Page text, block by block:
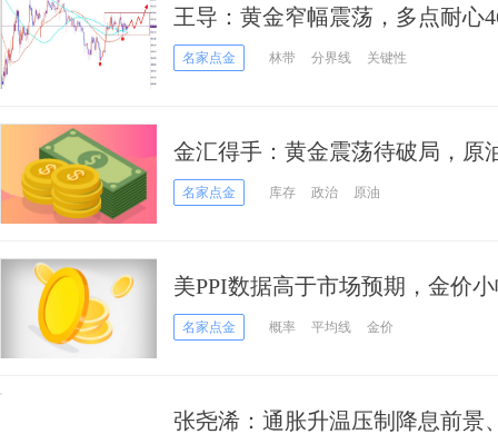
王导：黄金窄幅震荡，多点耐心
名家点金 林带 分界线 关键性
金汇得手：黄金震荡待破局
名家点金 库存 政治 原油
美PPI数据高于市场预期，金价
名家点金 概率 平均线 金价
张尧浠：通胀升温压制降息前景